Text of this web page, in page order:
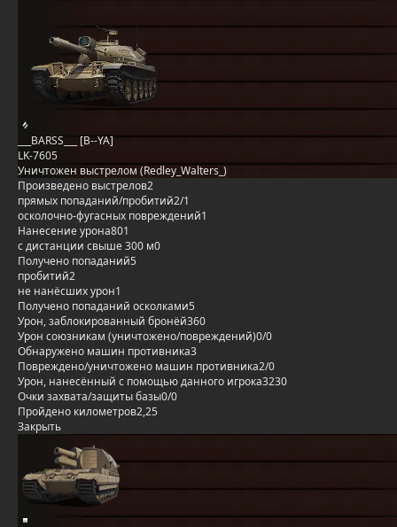
___BARSS___ [B--YA]
LK-7605
Уничтожен выстрелом (Redley_Walters_)
Произведено выстрелов2
прямых попаданий/пробитий2/1
осколочно-фугасных повреждений1
Нанесение урона801
с дистанции свыше 300 м0
Получено попаданий5
пробитий2
не нанёсших урон1
Получено попаданий осколками5
Урон, заблокированный бронёй360
Урон союзникам (уничтожено/повреждений)0/0
Обнаружено машин противника3
Повреждено/уничтожено машин противника2/0
Урон, нанесённый с помощью данного игрока3230
Очки захвата/защиты базы0/0
Пройдено километров2,25
Закрыть